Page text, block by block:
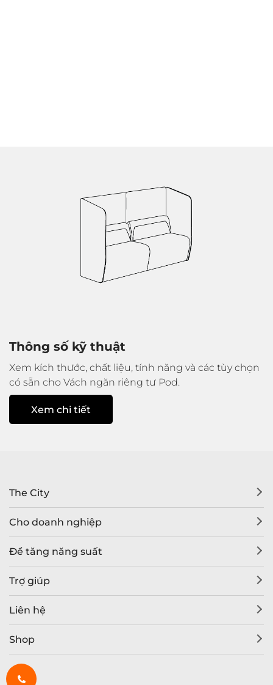
Thông số kỹ thuật
Xem kích thước, chất liệu, tính năng và các tùy chọn
có sẵn cho Vách ngăn riêng tư Pod.
Xem chi tiết
The City
Cho doanh nghiệp
Để tăng năng suất
Trợ giúp
Liên hệ
Shop